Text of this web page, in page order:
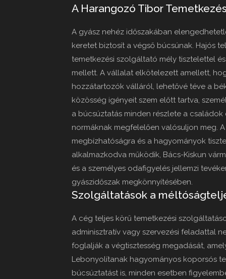
A Harangozó Tibor
A gyász nehéz időszakában
keretet biztosít a végső búcsúnak. Hajós
temetkezési szolgáltató mély tisztelettel
mellett. A vállalat elkötelezett amellett,
hozzátartozók válláról, lehetővé téve a
közösség igényeit szem előtt tartva,
a búcsúztatás minden részlete a
normáknak megfelelően valósuljon meg.
megbízhatóságra és a hagyományok
alkalmazkodva működik, Bács-Kiskun
és a személyes odafigyelés jellemzi
gyászidőszak megkönnyítésében.
Szolgáltatások a
A cég teljes körű temetkezési
adminisztratív vagy szervezési feladattal
foglalják a végtisztesség megadását,
Lebonyolítanak hagyományos koporsós
búcsúztatást is, minden esetben